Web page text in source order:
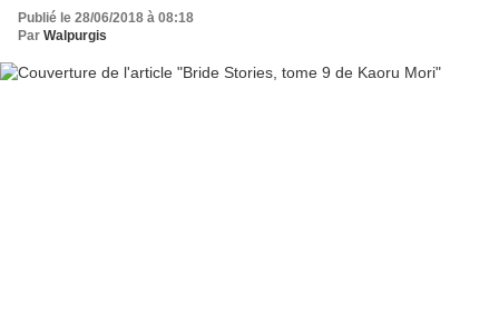
Publié le 28/06/2018 à 08:18
Par Walpurgis